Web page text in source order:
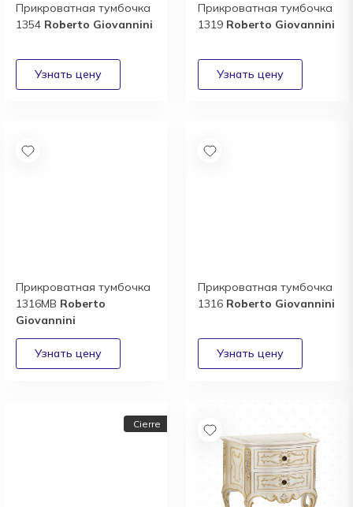
Прикроватная тумбочка
1354 Roberto Giovannini
Прикроватная тумбочка
1319 Roberto Giovannini
Прикроватная тумбочка
1316MB Roberto
Giovannini
Прикроватная тумбочка
1316 Roberto Giovannini
Cierre